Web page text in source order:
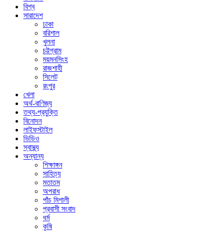
বিশ্ব
সারাদেশ
ঢাকা
বরিশাল
খুলনা
চট্টগ্রাম
ময়মনসিংহ
রাজশাহী
সিলেট
রংপুর
খেলা
অর্থ-বাণিজ্য
তথ্য-প্রযুক্তি
বিনোদন
লাইফস্টাইল
ভিডিও
স্বাস্থ্য
অন্যান্য
শিক্ষাঙ্গন
সাহিত্য
মতাতম
অপরাধ
পাঁচ মিশালী
প্রবাসী সংবাদ
ধর্ম
কৃষি